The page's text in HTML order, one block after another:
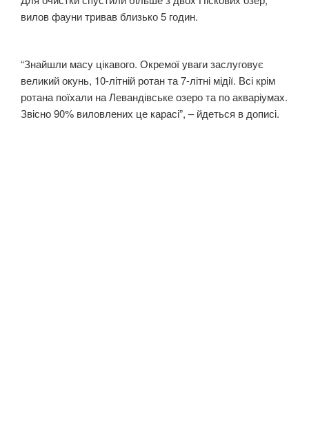
вилов фауни тривав близько 5 годин.
“Знайшли масу цікавого. Окремої уваги заслуговує
великий окунь, 10-літній ротан та 7-літні мідії. Всі крім
ротана поїхали на Левандівське озеро та по акваріумах.
Звісно 90% виловлених це карасі”, – йдеться в дописі.